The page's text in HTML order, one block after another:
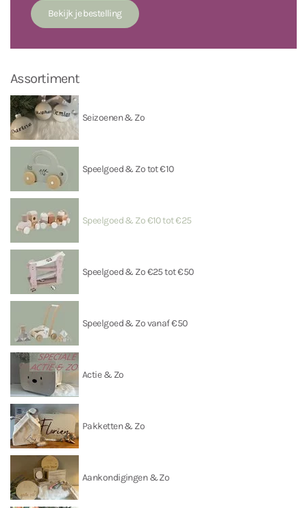
Assortiment
Seizoenen & Zo
Speelgoed & Zo tot €10
Speelgoed & Zo €10 tot €25
Speelgoed & Zo €25 tot €50
Speelgoed & Zo vanaf €50
Actie & Zo
Pakketten & Zo
Aankondigingen & Zo